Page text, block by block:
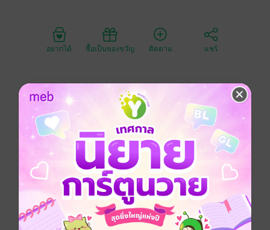
อยากได้ ซื้อเป็นของขวัญ ติดตาม แชร์
พาโรดี้
ประเภทไฟล์ pdf
วันที่วางขาย 13 กันยายน 2565
ความยาว
ราคาปก 100 บาท (ประหยัด 40%)